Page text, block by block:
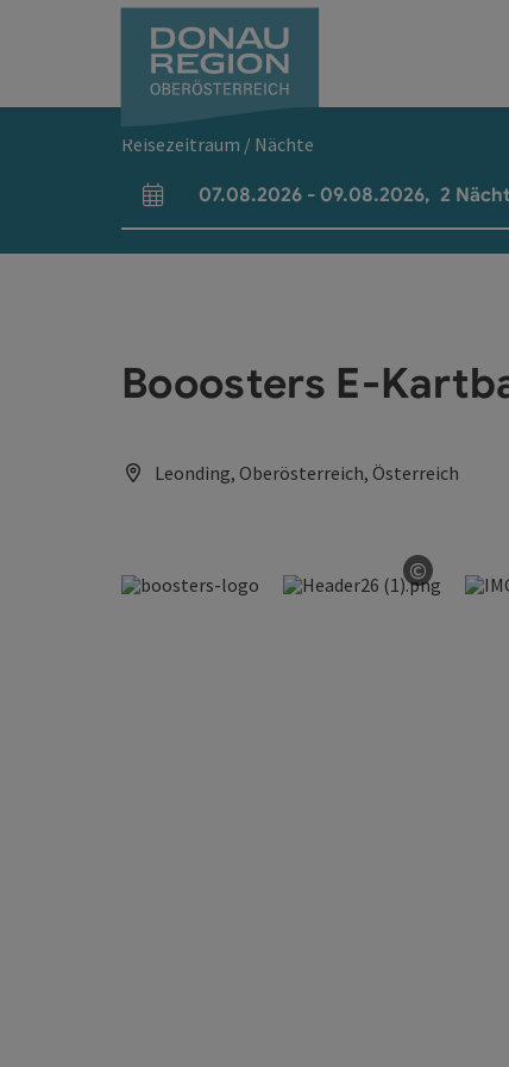
Reisezeitraum / Nächte
An- und Abreisefelder
07.08.2026 - 09.08.2026, 2
Booosters E-
Leonding, Oberösterreich, Österreich
©